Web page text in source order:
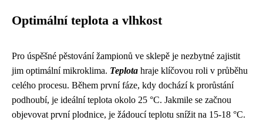
Optimální teplota a vlhkost
Pro úspěšné pěstování žampionů ve sklepě je nezbytné zajistit
jim optimální mikroklima. Teplota hraje klíčovou roli v průběhu
celého procesu. Během první fáze, kdy dochází k prorůstání
podhoubí, je ideální teplota okolo 25 °C. Jakmile se začnou
objevovat první plodnice, je žádoucí teplotu snížit na 15-18 °C.